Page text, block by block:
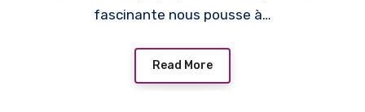
fascinante nous pousse à…
Read More